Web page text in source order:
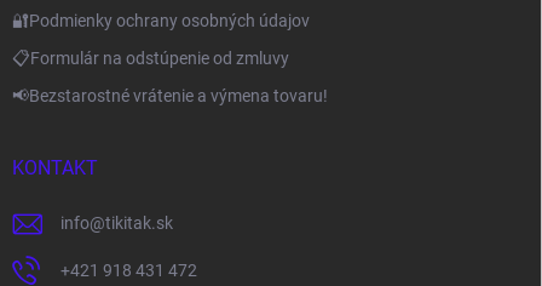
🔐Podmienky ochrany osobných údajov
📋Formulár na odstúpenie od zmluvy
📢Bezstarostné vrátenie a výmena tovaru!
KONTAKT
info@tikitak.sk
+421 918 431 472